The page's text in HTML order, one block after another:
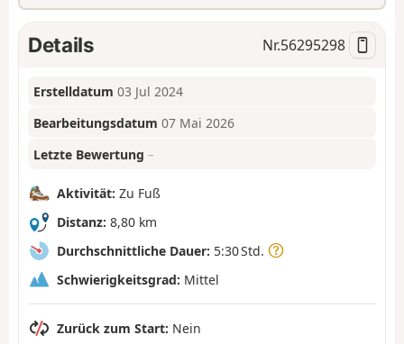
Details Nr.56295298
Erstelldatum 03 Jul 2024
Bearbeitungsdatum 07 Mai 2026
Letzte Bewertung –
Aktivität: Zu Fuß
Distanz: 8,80 km
Durchschnittliche Dauer: 5:30 Std.
Schwierigkeitsgrad: Mittel
Zurück zum Start: Nein